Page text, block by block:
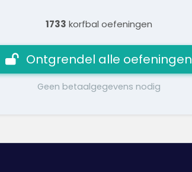
1733 korfbal oefeningen
Ontgrendel alle oefeningen
Geen betaalgegevens nodig